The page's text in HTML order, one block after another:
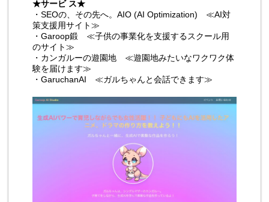
★サービ ス★
・SEOの、その先へ。AIO (AI Optimization) ≪AI対
策支援用サイト≫
・Garoop鍛 ≪子供の事業化を支援するスクール用
のサイト≫
・ カンガルーの遊園地 ≪遊園地みたいなワクワク体
験を届けます≫
・GaruchanAI ≪ガルちゃんと会話できます≫